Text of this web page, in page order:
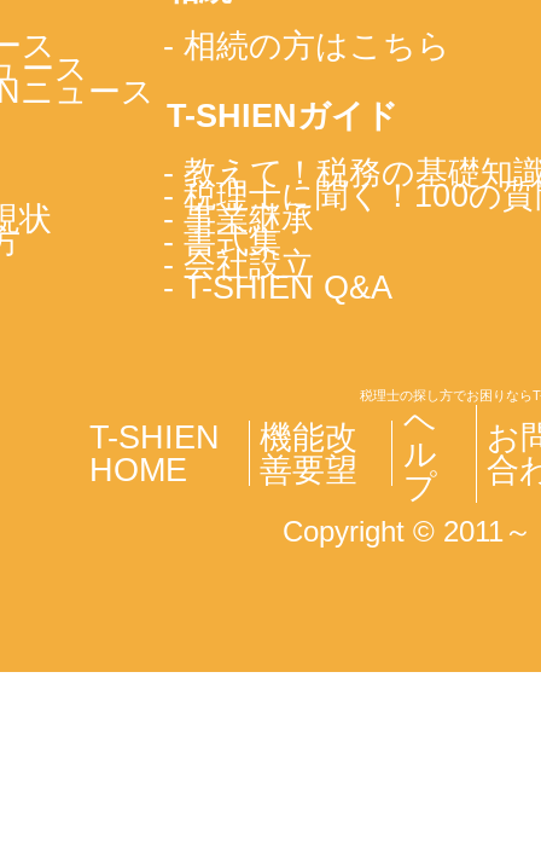
ス
ース
ニュース
状
- 相続の方はこちら
T-SHIENガイド
- 教えて！税務の基礎知
- 税理士に聞く！100の
- 事業継承
- 書式集
- 会社設立
- T-SHIEN Q&A
税理士の探し方でお困りなら
T-SHIEN
HOME
機能改
善要望
ヘ
ル
プ
お
合
Copyright © 2011